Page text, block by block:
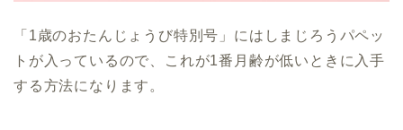
「1歳のおたんじょうび特別号」にはしまじろうパペッ
トが入っているので、これが1番月齢が低いときに入手
する方法になります。